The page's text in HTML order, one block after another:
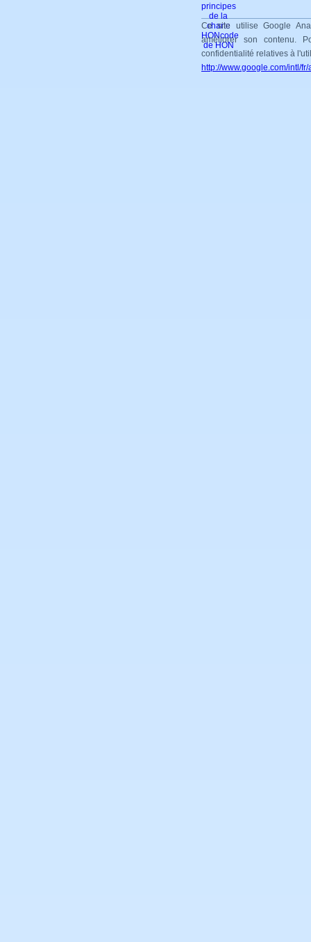
Ce site utilise Google
améliorer son contenu.
confidentialité relatives à
http://www.google.com/intl/